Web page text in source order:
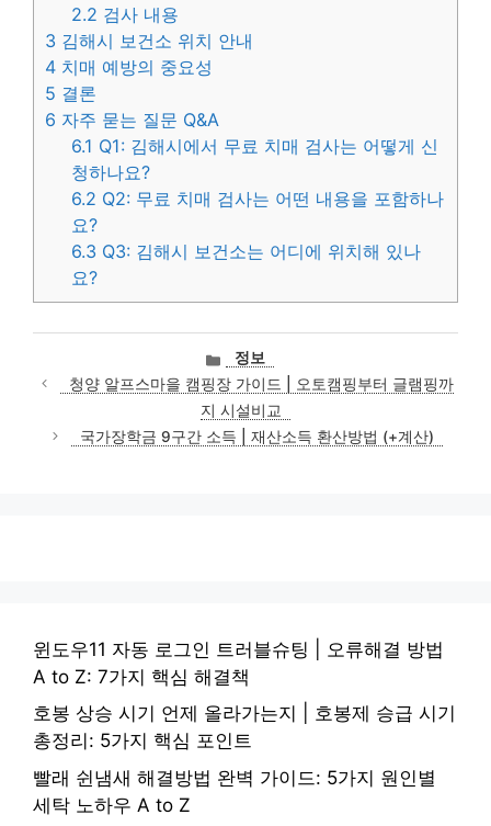
2.2 검사 내용
3 김해시 보건소 위치 안내
4 치매 예방의 중요성
5 결론
6 자주 묻는 질문 Q&A
6.1 Q1: 김해시에서 무료 치매 검사는 어떻게 신
청하나요?
6.2 Q2: 무료 치매 검사는 어떤 내용을 포함하나
요?
6.3 Q3: 김해시 보건소는 어디에 위치해 있나
요?
카
테
고
리
정보
청양 알프스마을 캠핑장 가이드 | 오토캠핑부터 글램핑까
지 시설비교
국가장학금 9구간 소득 | 재산소득 환산방법 (+계산)
윈도우11 자동 로그인 트러블슈팅 | 오류해결 방법
A to Z: 7가지 핵심 해결책
호봉 상승 시기 언제 올라가는지 | 호봉제 승급 시기
총정리: 5가지 핵심 포인트
빨래 쉰냄새 해결방법 완벽 가이드: 5가지 원인별
세탁 노하우 A to Z